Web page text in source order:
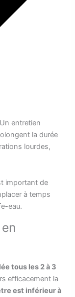
Un entretien
la durée
lourdes,
important de
à temps
eau.
tous les 2 à 3
efficacement la
est inférieur à